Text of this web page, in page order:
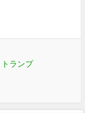
トランプ